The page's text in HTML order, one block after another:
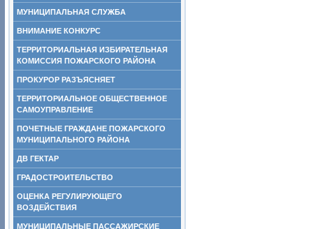
МУНИЦИПАЛЬНАЯ СЛУЖБА
ВНИМАНИЕ КОНКУРС
ТЕРРИТОРИАЛЬНАЯ ИЗБИРАТЕЛЬНАЯ
КОМИССИЯ ПОЖАРСКОГО РАЙОНА
ПРОКУРОР РАЗЪЯСНЯЕТ
ТЕРРИТОРИАЛЬНОЕ ОБЩЕСТВЕННОЕ
САМОУПРАВЛЕНИЕ
ПОЧЕТНЫЕ ГРАЖДАНЕ ПОЖАРСКОГО
МУНИЦИПАЛЬНОГО РАЙОНА
ДВ ГЕКТАР
ГРАДОСТРОИТЕЛЬСТВО
ОЦЕНКА РЕГУЛИРУЮЩЕГО
ВОЗДЕЙСТВИЯ
МУНИЦИПАЛЬНЫЕ ПАССАЖИРСКИЕ